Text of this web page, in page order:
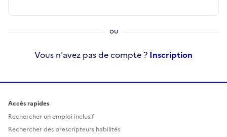
Vous n'avez pas de compte ? Inscription
Accès rapides
Rechercher un emploi inclusif
Rechercher des prescripteurs habilités